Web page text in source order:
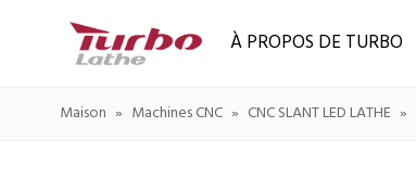
À PROPOS DE TURBO
Maison » Machines CNC » CNC SLANT LED LATHE »